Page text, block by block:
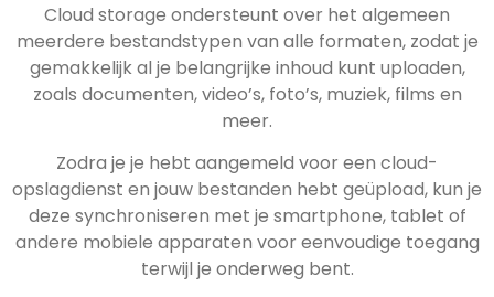
Cloud storage ondersteunt over het algemeen
meerdere bestandstypen van alle formaten, zodat je
gemakkelijk al je belangrijke inhoud kunt uploaden,
zoals documenten, video’s, foto’s, muziek, films en
meer.
Zodra je je hebt aangemeld voor een cloud-
opslagdienst en jouw bestanden hebt geüpload, kun je
deze synchroniseren met je smartphone, tablet of
andere mobiele apparaten voor eenvoudige toegang
terwijl je onderweg bent.